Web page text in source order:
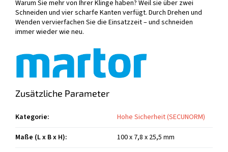
Warum Sie mehr von Ihrer Klinge haben? Weil sie über zwei
Schneiden und vier scharfe Kanten verfügt. Durch Drehen und
Wenden vervierfachen Sie die Einsatzzeit – und schneiden
immer wieder wie neu.
Zusätzliche Parameter
Kategorie:
Hohe Sicherheit (SECUNORM)
Maße (L x B x H):
100 x 7,8 x 25,5 mm